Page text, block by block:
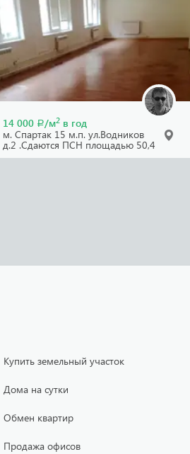
14 000 Р/м2 в год
м. Спартак 15 м.п. ул.Водников
д.2 .Сдаются ПСН площадью 50,4
кв.м.
Купить земельный участок
Дома на сутки
Обмен квартир
Продажа офисов